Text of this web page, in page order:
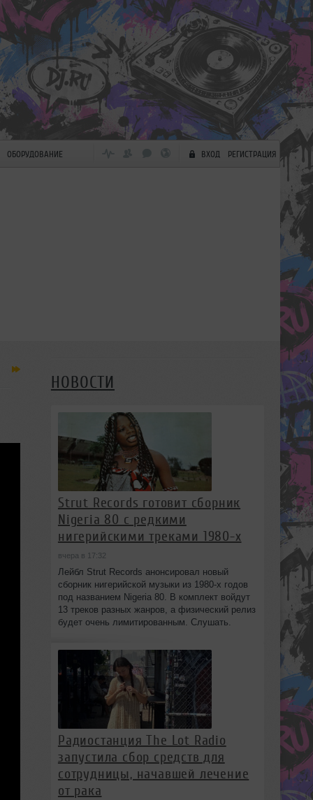
ОБОРУДОВАНИЕ ВХОД РЕГИСТРАЦИЯ
НОВОСТИ
Strut Records готовит сборник
Nigeria 80 с редкими
нигерийскими треками 1980-х
вчера в 17:32
Лейбл Strut Records анонсировал новый
сборник нигерийской музыки из 1980-х годов
под названием Nigeria 80. В комплект войдут
13 треков разных жанров, а физический релиз
будет очень лимитированным. Слушать.
Радиостанция The Lot Radio
запустила сбор средств для
сотрудницы, начавшей лечение
от рака